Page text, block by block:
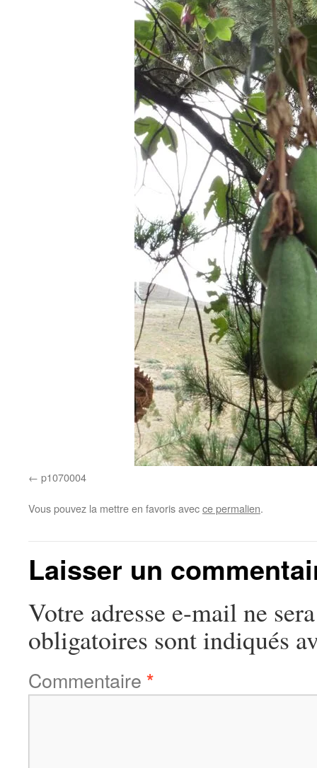
p1070004
Vous pouvez la mettre en favoris avecce permalien.
Laisser un
Votre adresse e-mail ne
obligatoires sont indiqués
Commentaire *